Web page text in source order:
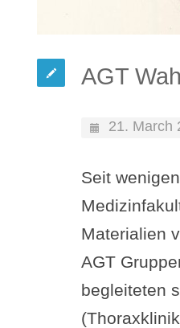
AGT
21. March
Seit
Materialien
AGT
begleiteten